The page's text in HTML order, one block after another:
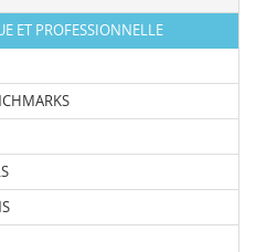
ET PROFESSIONNELLE